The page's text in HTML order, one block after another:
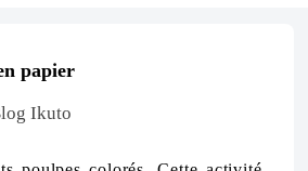
papier
Ikuto